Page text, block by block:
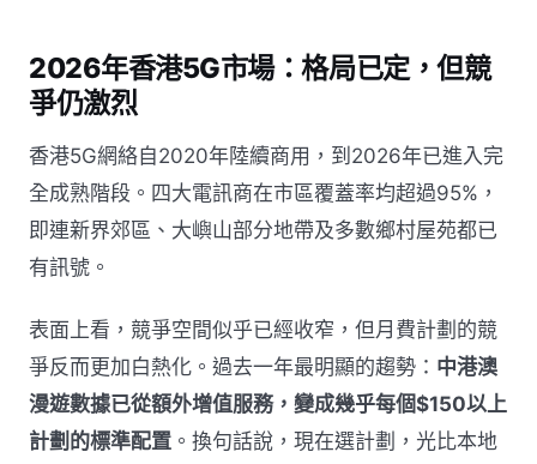
2026年香港5G市場：格局已定，但競
爭仍激烈
香港5G網絡自2020年陸續商用，到2026年已進入完
全成熟階段。四大電訊商在市區覆蓋率均超過95%，
即連新界郊區、大嶼山部分地帶及多數鄉村屋苑都已
有訊號。
表面上看，競爭空間似乎已經收窄，但月費計劃的競
爭反而更加白熱化。過去一年最明顯的趨勢： 中港澳
漫遊數據已從額外增值服務，變成幾乎每個$150以上
計劃的標準配置 。換句話說，現在選計劃，光比本地